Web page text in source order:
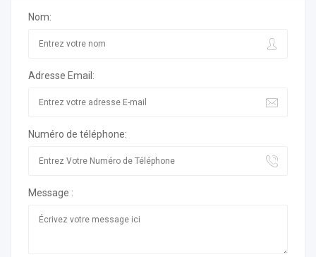
Nom:
Adresse Email:
Numéro de téléphone:
Message :